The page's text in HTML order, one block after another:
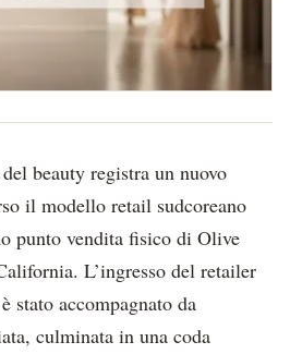
beauty registra un nuovo
il modello retail sudcoreano
punto vendita fisico di Olive
L’ingresso del retailer
stato accompagnato da
culminata in una coda